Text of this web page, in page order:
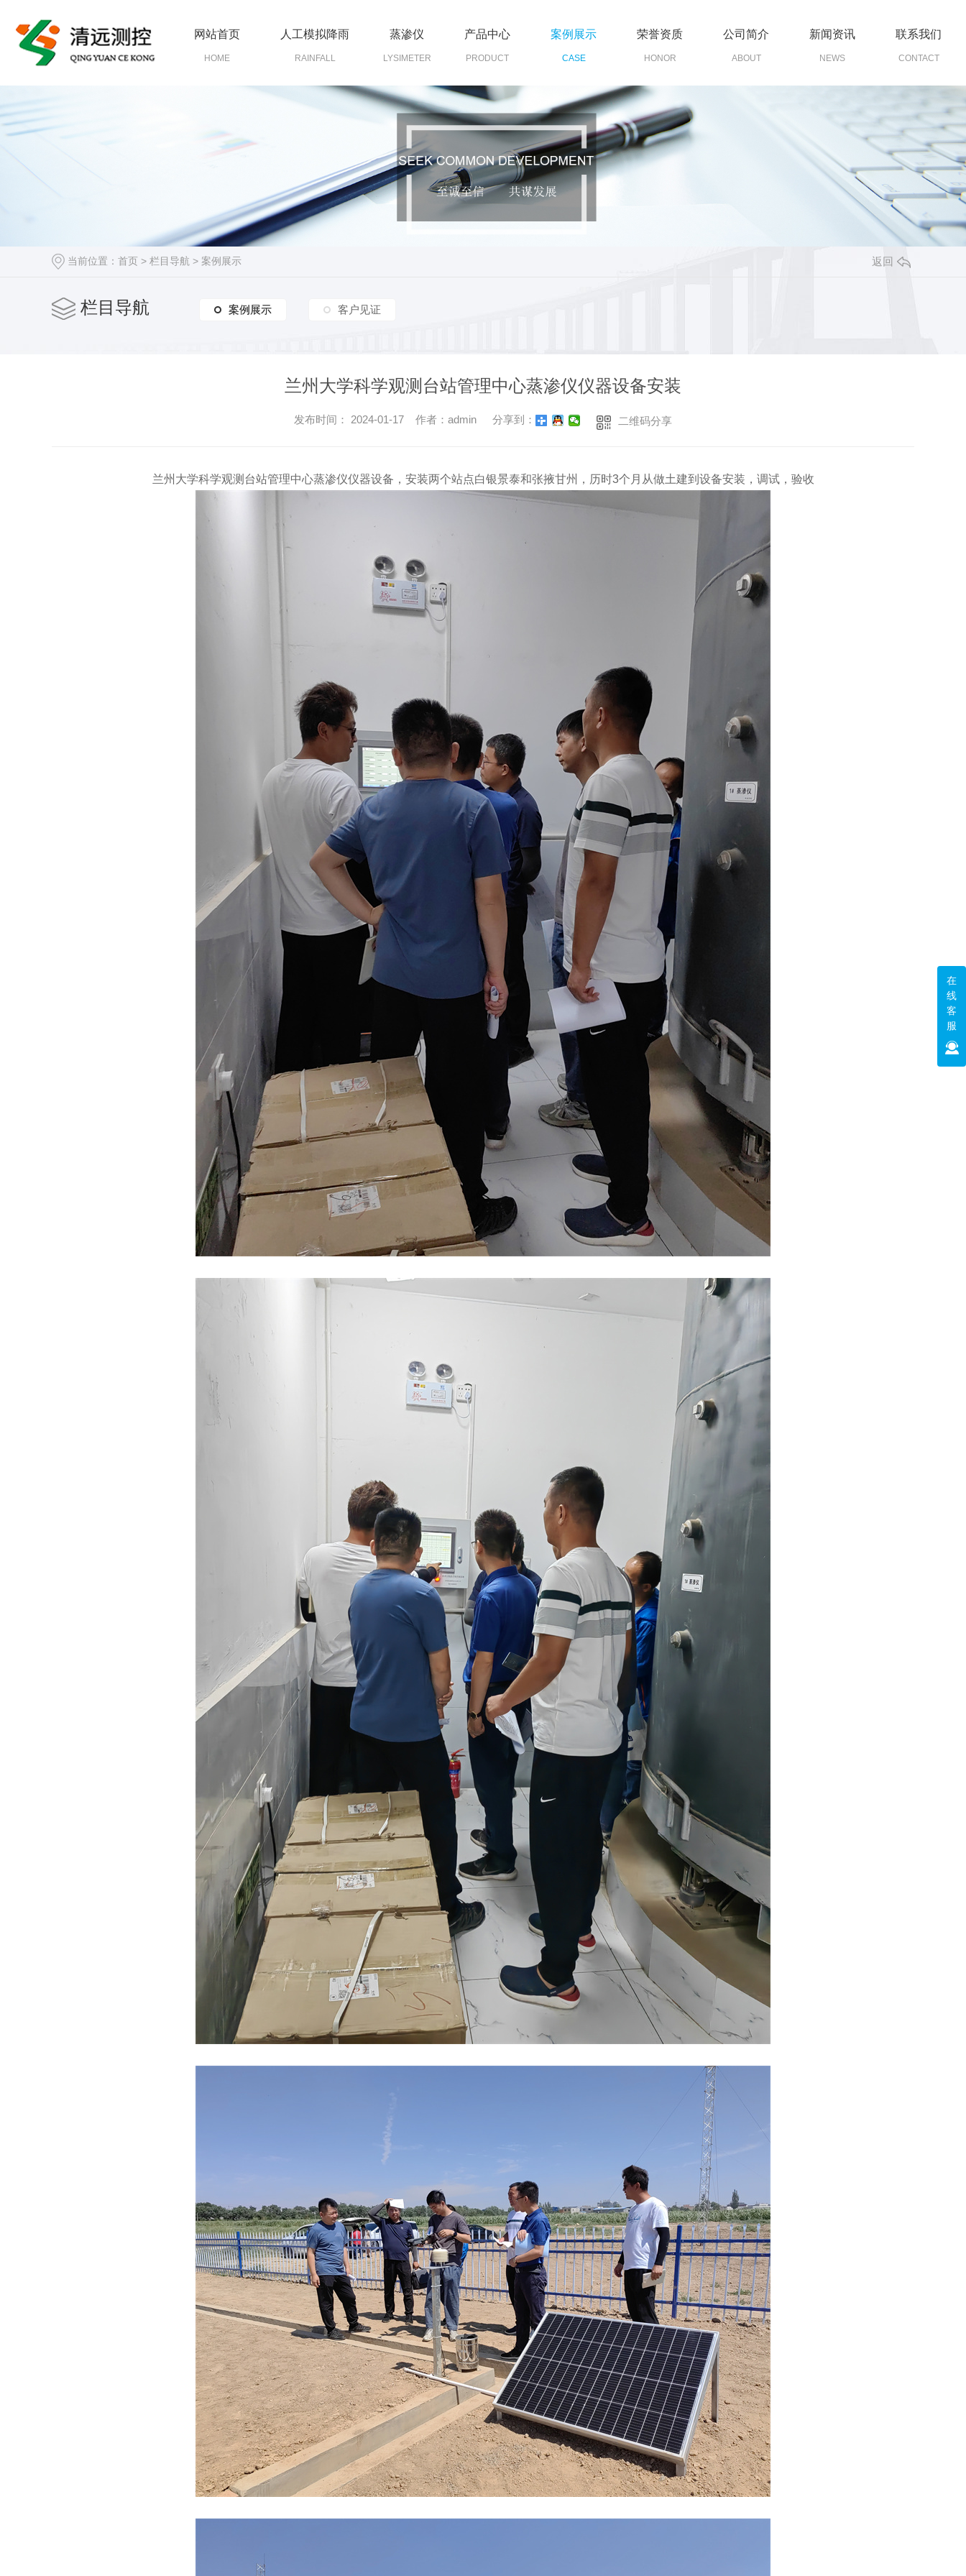
网站首页
HOME
人工模拟降雨
RAINFALL
蒸渗仪
LYSIMETER
产品中心
PRODUCT
案例展示
CASE
荣誉资质
HONOR
公司简介
ABOUT
新闻资讯
NEWS
联系我们
CONTACT
当前位置： 首页 > 栏目导航 > 案例展示 返回
栏目导航 案例展示
案例展示 客户见证
兰州大学科学观测台站管理中心蒸渗仪仪器设备安装
发布时间： 2024-01-17 作者：admin 分享到： 二维码分享
兰州大学科学观测台站管理中心蒸渗仪仪器设备，安装两个站点白银景泰和张掖甘州，历时3个月从做土建到设备安装，调试，验收
在
线
客
服